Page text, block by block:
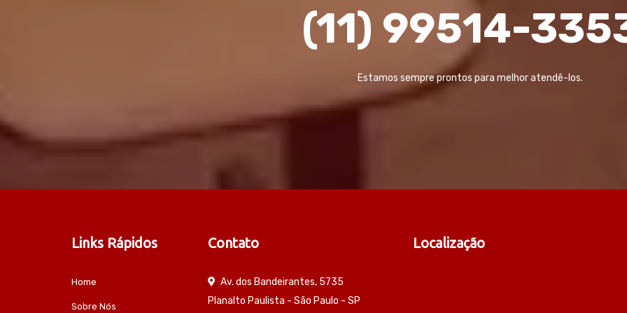
(11) 99514-
Estamos sempre prontos para melhor atendê-los.
Links Rápidos
Home
Sobre Nós
Contato
Av. dos Bandeirantes, 5735
Planalto Paulista - São Paulo - SP
Localização